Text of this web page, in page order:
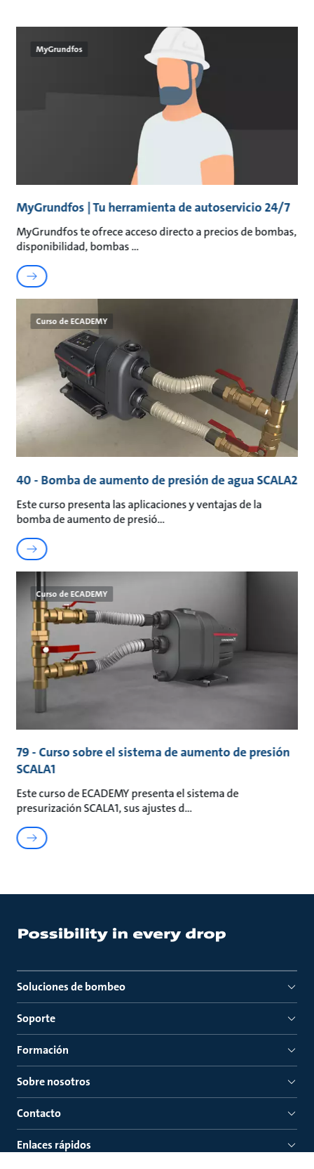
MyGrundfos
MyGrundfos | Tu herramienta de autoservicio 24/7
MyGrundfos te ofrece acceso directo a precios de bombas,
disponibilidad, bombas
Curso de ECADEMY
40 - Bomba de aumento de presión de agua SCALA2
Este curso presenta las aplicaciones y ventajas de la
bomba de aumento de presió
Curso de ECADEMY
79 - Curso sobre el sistema de aumento de presión
SCALA1
Este curso de ECADEMY presenta el sistema de
presurización SCALA1, sus ajustes d
Soluciones de bombeo
Soporte
Formación
Sobre nosotros
Contacto
Enlaces rápidos